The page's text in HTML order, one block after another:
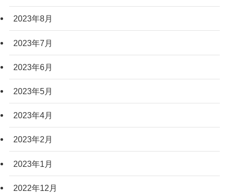
2023年8月
2023年7月
2023年6月
2023年5月
2023年4月
2023年2月
2023年1月
2022年12月